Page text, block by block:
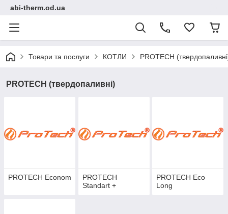
abi-therm.od.ua
Товари та послуги КОТЛИ PROTECH
PROTECH (твердопаливні)
PROTECH Econom
PROTECH
Standart +
PROTECH Eco
Long